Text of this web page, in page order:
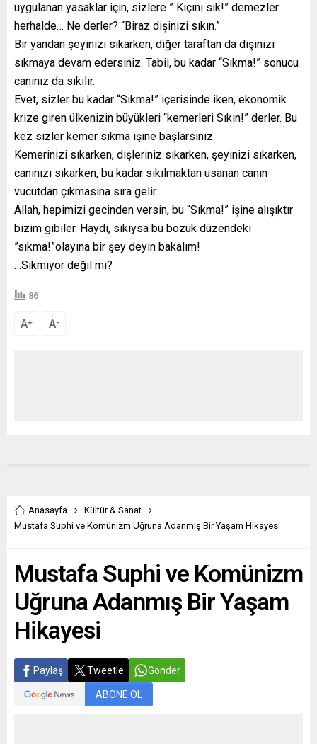
uygulanan yasaklar için, sizlere ” Kıçını sık!” demezler
herhalde… Ne derler? “Biraz dişinizi sıkın.”
Bir yandan şeyinizi sıkarken, diğer taraftan da dişinizi
sıkmaya devam edersiniz. Tabii, bu kadar “Sıkma!” sonucu
canınız da sıkılır.
Evet, sizler bu kadar “Sıkma!” içerisinde iken, ekonomik
krize giren ülkenizin büyükleri “kemerleri Sıkın!” derler. Bu
kez sizler kemer sıkma işine başlarsınız.
Kemerinizi sıkarken, dişleriniz sıkarken, şeyinizi sıkarken,
canınızı sıkarken, bu kadar sıkılmaktan usanan canın
vucutdan çıkmasına sıra gelir.
Allah, hepimizi gecinden versin, bu “Sıkma!” işine alışıktır
bizim gibiler. Haydi, sıkıysa bu bozuk düzendeki
”sıkma!”olayına bir şey deyin bakalım!
…Sıkmıyor değil mi?
86
A+ A-
Anasayfa
Kültür & Sanat
Mustafa Suphi ve Komünizm Uğruna Adanmış Bir Yaşam Hikayesi
Mustafa Suphi ve Komünizm
Uğruna Adanmış Bir Yaşam
Hikayesi
Paylaş Tweetle Gönder
ABONE OL